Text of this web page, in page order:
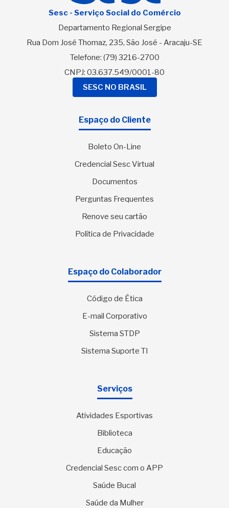
Sesc - Serviço Social do Comércio
Departamento Regional Sergipe
Rua Dom José Thomaz, 235, São José - Aracaju-SE
Telefone: (79) 3216-2700
CNPJ: 03.637.549/0001-80
SESC NO BRASIL
Espaço do Cliente
Boleto On-Line
Credencial Sesc Virtual
Documentos
Perguntas Frequentes
Renove seu cartão
Política de Privacidade
Espaço do Colaborador
Código de Ética
E-mail Corporativo
Sistema STDP
Sistema Suporte TI
Serviços
Atividades Esportivas
Biblioteca
Educação
Credencial Sesc com o APP
Saúde Bucal
Saúde da Mulher